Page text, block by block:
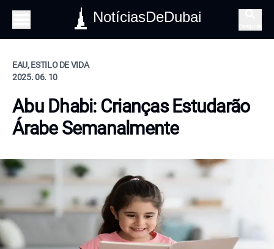
NotíciasDeDubai
EAU, ESTILO DE VIDA
2025. 06. 10
Abu Dhabi: Crianças Estudarão
Árabe Semanalmente